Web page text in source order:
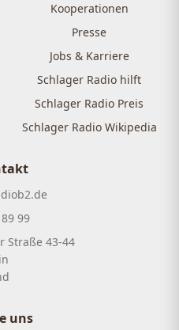
Kooperationen
Presse
Jobs & Karriere
Schlager Radio hilft
Schlager Radio Preis
Schlager Radio Wikipedia
99
Straße 43-44
uns